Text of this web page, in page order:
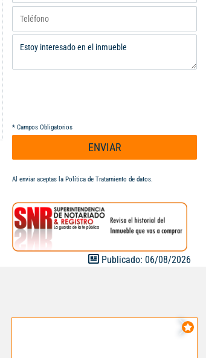
* Campos Obligatorios
ENVIAR
Al enviar aceptas la Política de Tratamiento de datos.
Publicado: 06/08/2026